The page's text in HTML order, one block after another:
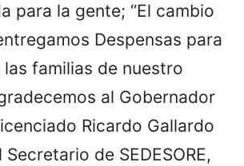
para la gente; “El cambio
Despensas para
familias de nuestro
al Gobernador
Ricardo Gallardo
de SEDESORE,